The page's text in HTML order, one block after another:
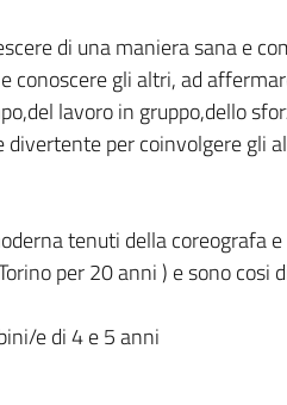
di una maniera sana e
conoscere gli altri, ad
lavoro in gruppo,dello
per coinvolgere gli
tenuti della coreografa
per 20 anni ) e sono cosi
e di 4 e 5 anni